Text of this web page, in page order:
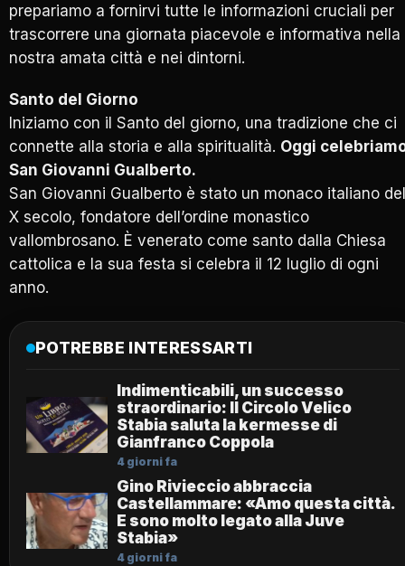
prepariamo a fornirvi tutte le informazioni cruciali per
trascorrere una giornata piacevole e informativa nella
nostra amata città e nei dintorni.
Santo del Giorno
Iniziamo con il Santo del giorno, una tradizione che ci
connette alla storia e alla spiritualità. Oggi
San Giovanni Gualberto.
San Giovanni Gualberto è stato un monaco italiano del
X secolo, fondatore dell’ordine monastico
vallombrosano. È venerato come santo dalla Chiesa
cattolica e la sua festa si celebra il 12 luglio di ogni
anno.
POTREBBE INTERESSARTI
Indimenticabili, un successo
straordinario: Il Circolo Velico
Stabia saluta la kermesse di
Gianfranco Coppola
4 giorni fa
Gino Rivieccio abbraccia
Castellammare: «Amo questa città.
E sono molto legato alla Juve
Stabia»
4 giorni fa